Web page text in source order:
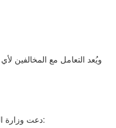
ويُعد التعامل مع المخالفين
دعت وزارة الداخلية جميع المواطنين والمقيمين إلى التعاون في ضبط المخالفين، والإبلاغ الفوري عن أي حالات عبر: